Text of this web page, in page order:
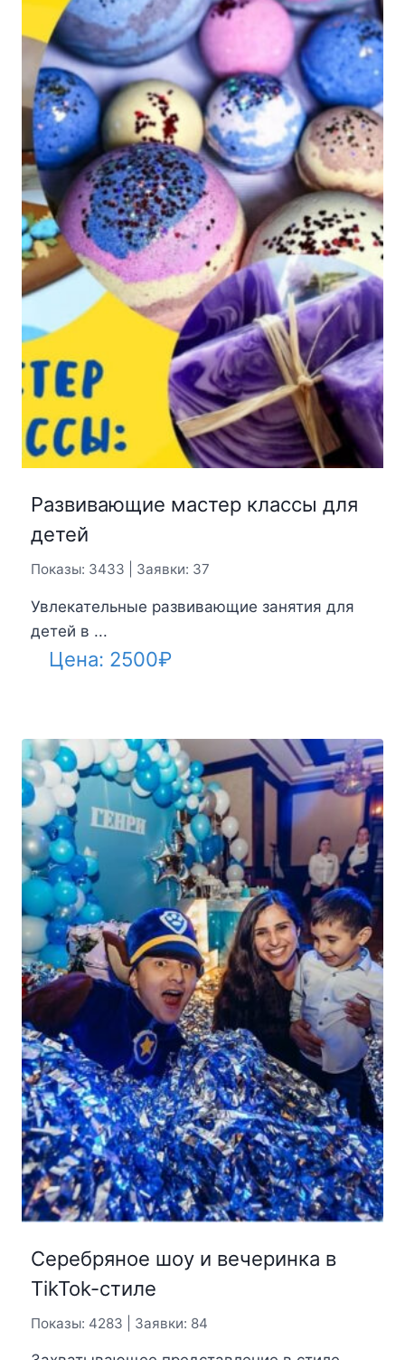
Развивающие мастер классы для
детей
Показы: 3433 | Заявки: 37
Увлекательные развивающие занятия для
детей в ...
Цена: 2500₽
Серебряное шоу и вечеринка в
TikTok-стиле
Показы: 4283 | Заявки: 84